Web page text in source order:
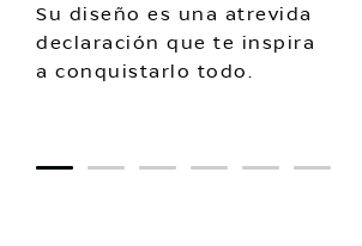
Su diseño es una atrevida
declaración que te inspira
a conquistarlo todo.
1 2 3 4 5 6